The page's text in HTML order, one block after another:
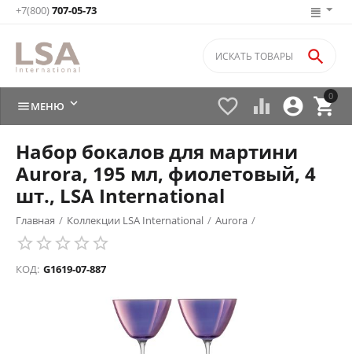
+7(800)707-05-73
0


 

МЕНЮ 
Набор бокалов для мартини
Aurora, 195 мл, фиолетовый, 4
шт., LSA International
Главная / Коллекции LSA International / Aurora /
КОД: G1619-07-887